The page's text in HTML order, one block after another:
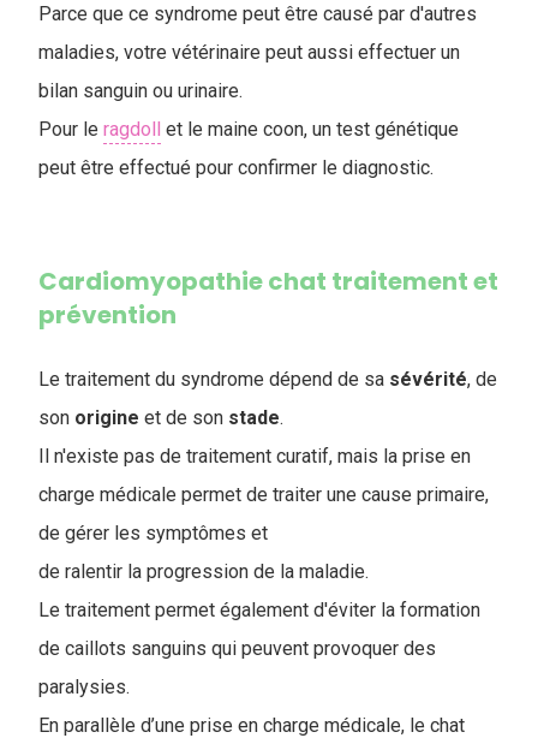
Parce que ce syndrome peut être causé par d'autres
maladies, votre vétérinaire peut aussi effectuer un
bilan sanguin ou urinaire.
Pour le ragdoll et le maine coon, un test génétique
peut être effectué pour confirmer le diagnostic.
Cardiomyopathie chat traitement et
prévention
Le traitement du syndrome dépend de sa sévérité, de
son origine et de son stade.
Il n'existe pas de traitement curatif, mais la prise en
charge médicale permet de traiter une cause primaire,
de gérer les symptômes et
de ralentir la progression de la maladie.
Le traitement permet également d'éviter la formation
de caillots sanguins qui peuvent provoquer des
paralysies.
En parallèle d’une prise en charge médicale, le chat